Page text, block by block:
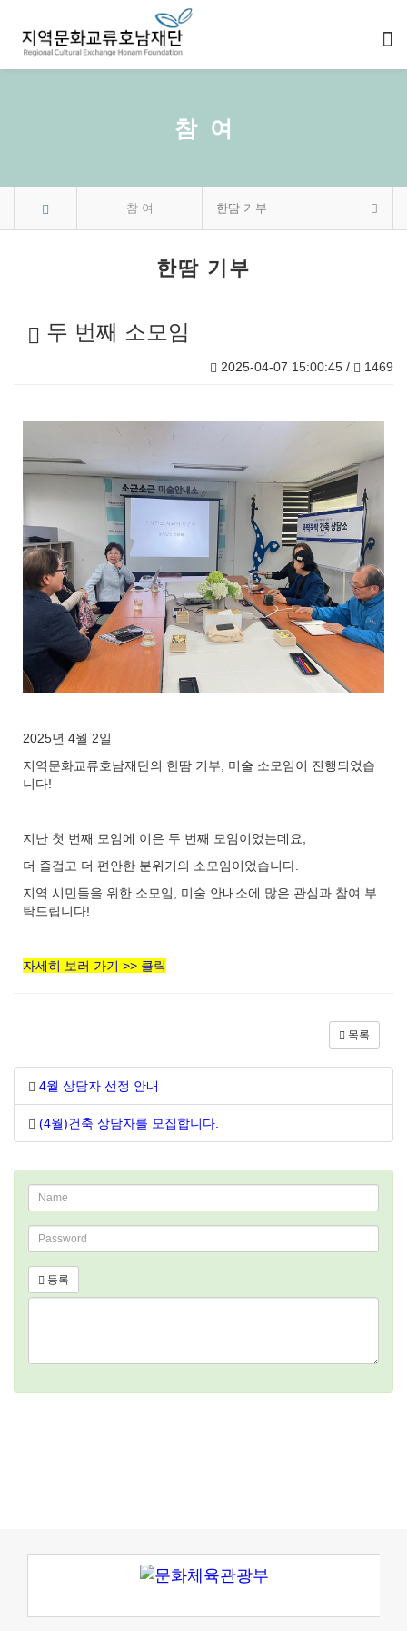
참 여
참 여 한땀 기부
한땀 기부
두 번째 소모임
2025-04-07 15:00:45 / 1469
2025년 4월 2일
지역문화교류호남재단의 한땀 기부, 미술 소모임이 진행되었습
니다!
지난 첫 번째 모임에 이은 두 번째 모임이었는데요,
더 즐겁고 더 편안한 분위기의 소모임이었습니다.
지역 시민들을 위한 소모임, 미술 안내소에 많은 관심과 참여 부
탁드립니다!
자세히 보러 가기 >> 클릭
목록
4월 상담자 선정 안내
(4월)건축 상담자를 모집합니다.
Email
address
Password
등록